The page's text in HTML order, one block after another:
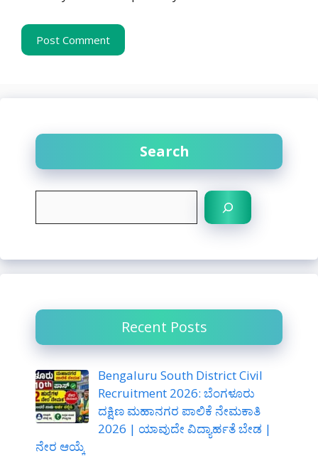
Search
c
Recent Posts
Bengaluru South District Civil
Recruitment 2026: ಬೆಂಗಳೂರು
ದಕ್ಷಿಣ ಮಹಾನಗರ ಪಾಲಿಕೆ ನೇಮಕಾತಿ
2026 | ಯಾವುದೇ ವಿದ್ಯಾರ್ಹತೆ ಬೇಡ |
ನೇರ ಆಯ್ಕೆ